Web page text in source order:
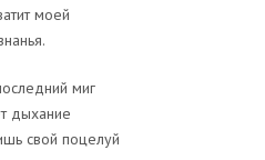
моей
миг
дыхание
свой поцелуй